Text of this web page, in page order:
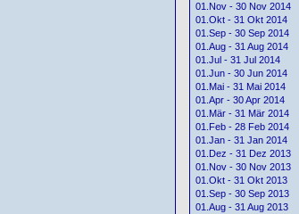
01.Nov - 30 Nov 2014
01.Okt - 31 Okt 2014
01.Sep - 30 Sep 2014
01.Aug - 31 Aug 2014
01.Jul - 31 Jul 2014
01.Jun - 30 Jun 2014
01.Mai - 31 Mai 2014
01.Apr - 30 Apr 2014
01.Mär - 31 Mär 2014
01.Feb - 28 Feb 2014
01.Jan - 31 Jan 2014
01.Dez - 31 Dez 2013
01.Nov - 30 Nov 2013
01.Okt - 31 Okt 2013
01.Sep - 30 Sep 2013
01.Aug - 31 Aug 2013